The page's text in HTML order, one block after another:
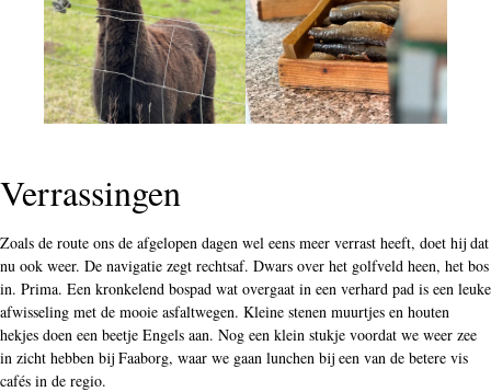
Verrassingen
Zoals de route ons de afgelopen dagen wel eens meer verrast heeft, doet hij dat
nu ook weer. De navigatie zegt rechtsaf. Dwars over het golfveld heen, het bos
in. Prima. Een kronkelend bospad wat overgaat in een verhard pad is een leuke
afwisseling met de mooie asfaltwegen. Kleine stenen muurtjes en houten
hekjes doen een beetje Engels aan. Nog een klein stukje voordat we weer zee
in zicht hebben bij Faaborg, waar we gaan lunchen bij een van de betere vis
cafés in de regio.